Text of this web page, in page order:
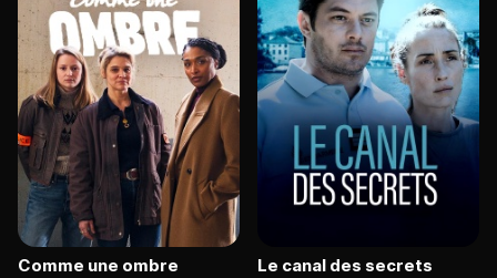
Comme une ombre Le canal des secrets